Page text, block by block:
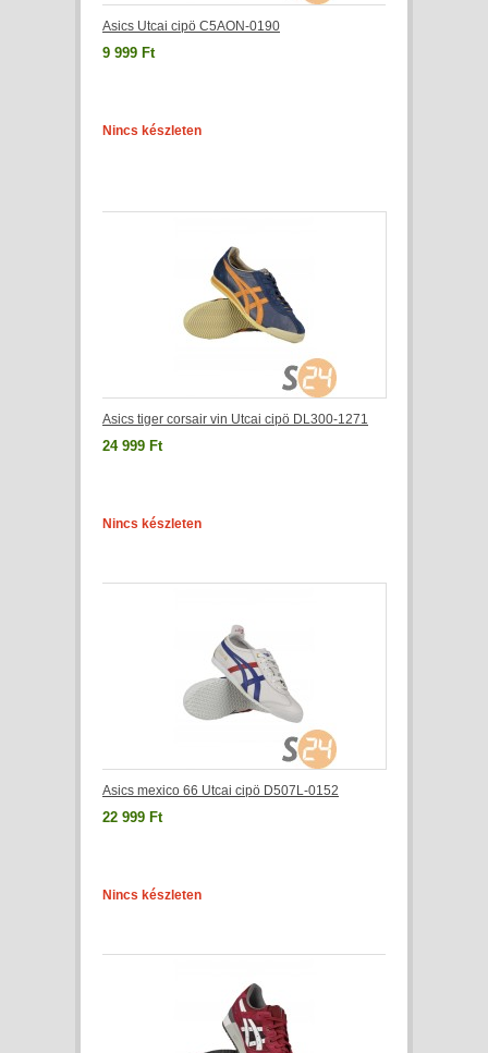
Asics Utcai cipö C5AON-0190
9 999 Ft
Nincs készleten
Asics tiger corsair vin Utcai cipö DL300-1271
24 999 Ft
Nincs készleten
Asics mexico 66 Utcai cipö D507L-0152
22 999 Ft
Nincs készleten